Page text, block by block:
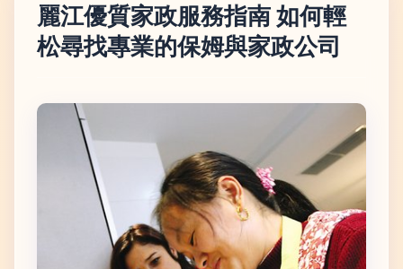
麗江優質家政服務指南 如何輕
松尋找專業的保姆與家政公司